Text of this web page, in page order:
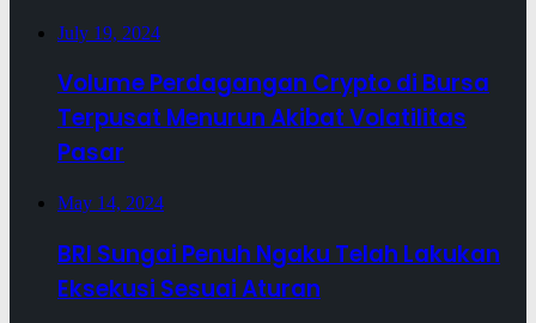
July 19, 2024
Volume Perdagangan Crypto di Bursa
Terpusat Menurun Akibat Volatilitas
Pasar
May 14, 2024
BRI Sungai Penuh Ngaku Telah Lakukan
Eksekusi Sesuai Aturan